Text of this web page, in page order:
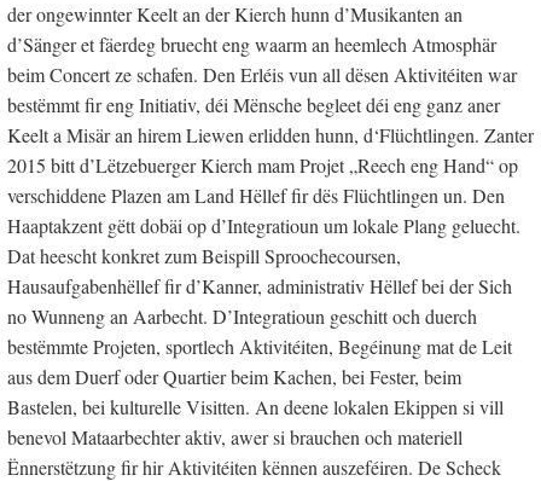
der ongewinnter Keelt an der Kierch hunn d’Musikanten an
d’Sänger et fäerdeg bruecht eng waarm an heemlech Atmosphär
beim Concert ze schafen. Den Erléis vun all dësen Aktivitéiten war
bestëmmt fir eng Initiativ, déi Mënsche begleet déi eng ganz aner
Keelt a Misär an hirem Liewen erlidden hunn, d‘Flüchtlingen. Zanter
2015 bitt d’Lëtzebuerger Kierch mam Projet „Reech eng Hand“ op
verschiddene Plazen am Land Hëllef fir dës Flüchtlingen un. Den
Haaptakzent gëtt dobäi op d’Integratioun um lokale Plang geluecht.
Dat heescht konkret zum Beispill Sproochecoursen,
Hausaufgabenhëllef fir d’Kanner, administrativ Hëllef bei der Sich
no Wunneng an Aarbecht. D’Integratioun geschitt och duerch
bestëmmte Projeten, sportlech Aktivitéiten, Begéinung mat de Leit
aus dem Duerf oder Quartier beim Kachen, bei Fester, beim
Bastelen, bei kulturelle Visitten. An deene lokalen Ekippen si vill
benevol Mataarbechter aktiv, awer si brauchen och materiell
Ënnerstëtzung fir hir Aktivitéiten kënnen auszeféiren. De Scheck